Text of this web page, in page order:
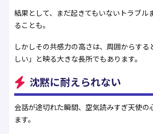
結果として、まだ起きてもいないトラブル
ることも。
しかしその共感力の高さは、周囲からす
しい」と映る大きな長所でもあります。
沈黙に耐えられない
会話が途切れた瞬間、空気読みすぎ天使の
ます。